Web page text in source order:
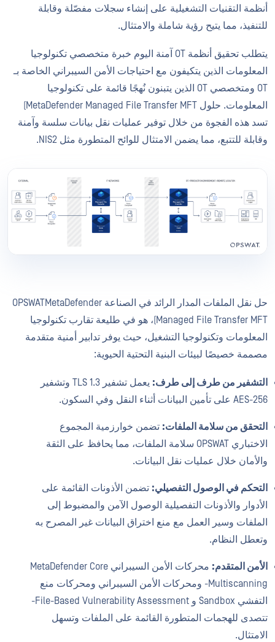
أنظمة التقنيات التشغيلية على إنشاء سجلات مفصّلة وقابلة
للتنفيذ، مما يتيح رؤية شاملة والامتثال.
يتطلب تحقيق أنظمة OT آمنة اليوم خبرة متخصصي تكنولوجيا
المعلومات الذين يتكيفون مع احتياجات الأمن السيبراني الخاصة بـ
OT ومتخصصي OT الذين يتبنون نُهجًا قائمة على تكنولوجيا
المعلومات. حلول MetaDefender Managed File Transfer MFT)
تسد هذه الفجوة من خلال توفير عمليات نقل بيانات سلسة وآمنة
وقابلة للتتبع، مما يضمن الامتثال للوائح المتطورة مثل NIS2.
حل نقل الملفات المدار الرائد في الصناعة OPSWATMetaDefender
Managed File Transfer MFT)، هو في طليعة تقارب تكنولوجيا
المعلومات وتكنولوجيا التشغيل، حيث يوفر تدابير أمنية متقدمة
مصممة خصيصًا لبيئات البنية التحتية الحيوية:
التشفير من طرف إلى طرف:
يعمل تشفير TLS 1.3 وتشفير
AES-256 على تأمين البيانات أثناء النقل وفي السكون.
التحقق من سلامة الملفات: تضمن خوارزمية المجموع
الاختباري OPSWAT سلامة الملفات، مما يحافظ على الثقة
والأمان خلال عمليات نقل البيانات.
التحكم في الوصول التفصيلي: تضمن الأذونات القائمة على
الأدوار والأذونات التفصيلية الوصول الآمن والمضبوط إلى
الملفات وسير العمل مع منع اختراق البيانات غير المصرح به
وتعطل النظام.
الأمن المتقدم:
محركات الأمن السيبراني MetaDefender Core
-Multiscanning ومحركات الأمن السيبراني ومحركات منع
التفشي Sandbox و File-Based Vulnerability Assessment-
تتصدى للهجمات المتطورة القائمة على الملفات وتسهل
الامتثال.